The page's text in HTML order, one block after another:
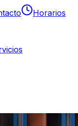
Horarios